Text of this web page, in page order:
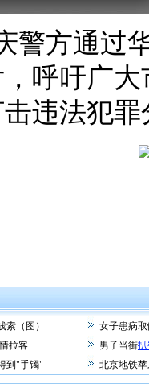
方通过华
呼吁广
违法犯
索（图）
女子患病
拉客 男子当街
到"手镯" 北京地铁